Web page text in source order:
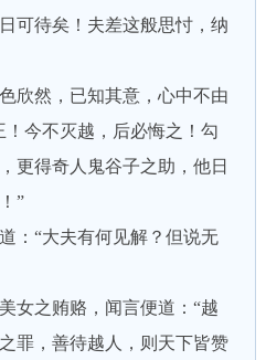
可待矣！夫差这般思忖，纳
然，已知其意，心中不由
！今不灭越，后必悔之！勾
更得奇人鬼谷子之助，他日
”
“大夫有何见解？但说无
之贿赂，闻言便道：“越
罪，善待越人，则天下皆赞